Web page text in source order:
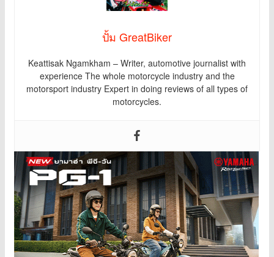
ปั้ม GreatBiker
Keattisak Ngamkham – Writer, automotive journalist with
experience The whole motorcycle industry and the
motorsport industry Expert in doing reviews of all types of
motorcycles.